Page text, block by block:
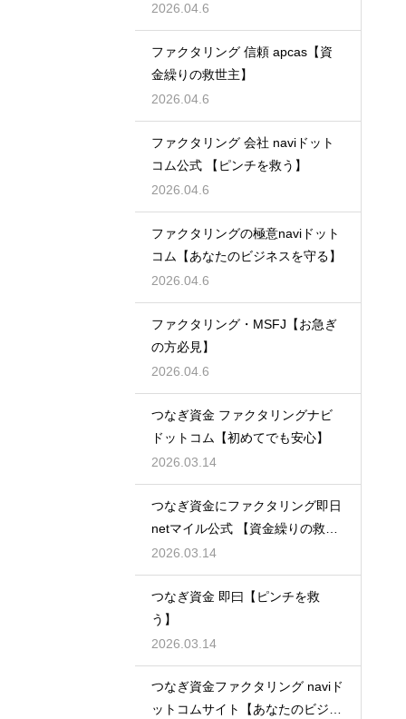
2026.04.6
ファクタリング 信頼 apcas【資
金繰りの救世主】
2026.04.6
ファクタリング 会社 naviドット
コム公式 【ピンチを救う】
2026.04.6
ファクタリングの極意naviドット
コム【あなたのビジネスを守る】
2026.04.6
ファクタリング・MSFJ【お急ぎ
の方必見】
2026.04.6
つなぎ資金 ファクタリングナビ
ドットコム【初めてでも安心】
2026.03.14
つなぎ資金にファクタリング即日
netマイル公式 【資金繰りの救世
主】
2026.03.14
つなぎ資金 即曰【ピンチを救
う】
2026.03.14
つなぎ資金ファクタリング naviド
ットコムサイト【あなたのビジネ